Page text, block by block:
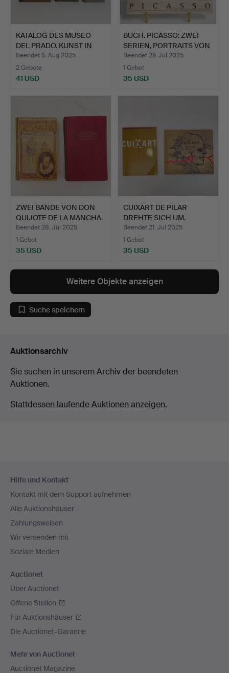
KATALOG DES MUSEO
DEL PRADO. KUNST IN
SPAN…
Beendet 5. Aug 2025
2 Gebote
41 USD
BUCH. PICASSO: ZWEI
SERIEN, PORTRAITS VON
…
Beendet 29. Jul 2025
1 Gebot
35 USD
ZWEI BÄNDE VON DON
QUIJOTE DE LA MANCHA.
R…
Beendet 28. Jul 2025
1 Gebot
35 USD
CUIXART DE PILAR
DREHTE SICH UM.
CUIXART A…
Beendet 21. Jul 2025
1 Gebot
35 USD
Weitere Objekte anzeigen
Suche speichern
Auktionsarchiv
Sie suchen in unserem Archiv der beendeten
Auktionen.
Stattdessen laufende Auktionen anzeigen.
Navigation
Hilfe und Kontakt
Kontakt mit dem Support aufnehmen
Alle Auktionshäuser
Zahlungsweisen
Wir versenden mit
Soziale Medien
Auctionet
Über Auctionet
Offene Stellen
Für Auktionshäuser
Die Auctionet-Garantie
Mehr von Auctionet
Auctionet Magazine